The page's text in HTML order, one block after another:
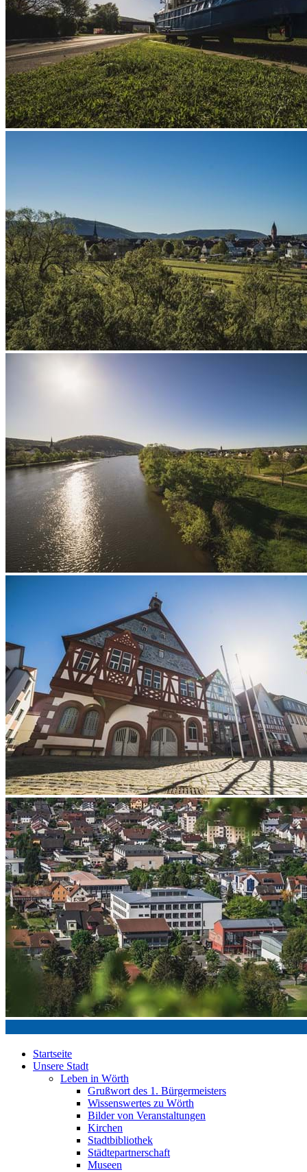
Startseite
Unsere Stadt
Leben in Wörth
Grußwort des 1. Bürgermeisters
Wissenswertes zu Wörth
Bilder von Veranstaltungen
Kirchen
Stadtbibliothek
Städtepartnerschaft
Museen